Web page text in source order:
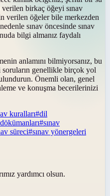
birkaç öğeyi sınav
verilen öğeler bile merkezden
sınav öncesinde sınav
bilgi almanız faydalı
anlamını bilmiyorsanız, bu
genellikle birçok yol
Önemli olan, genel
ve konuşma becerilerinizi
kuralları#dil
#sınav
süreci#sınav yönergeleri
yardımcı olsun.